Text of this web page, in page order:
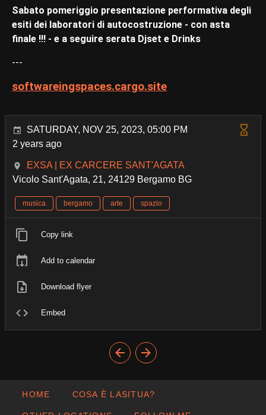
Sabato pomeriggio presentazione performativa degli
esiti dei laboratori di autocostruzione - con asta
finale !!! - e a seguire serata Djset e Drinks
---
softwareingspaces.cargo.site
SATURDAY, NOV 25, 2023, 05:00 PM
2 years ago
EXSA | EX CARCERE SANT'AGATA
Vicolo Sant'Agata, 21, 24129 Bergamo BG
musica bergamo arte spazio
Copy link
Add to calendar
Download flyer
Embed
HOME COSA È LASITUA?